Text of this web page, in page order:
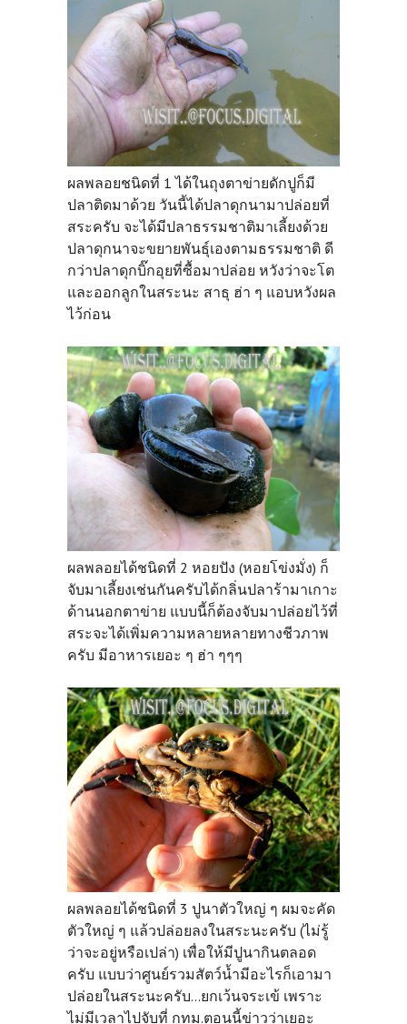
ผลพลอยชนิดที่ 1 ได้ในถุงตาข่ายดักปูก็มี
ปลาติดมาด้วย วันนี้ได้ปลาดุกนามาปล่อยที่
สระครับ จะได้มีปลาธรรมชาติมาเลี้ยงด้วย
ปลาดุกนาจะขยายพันธุ์เองตามธรรมชาติ ดี
กว่าปลาดุกบิ๊กอุยที่ซื้อมาปล่อย หวังว่าจะโต
และออกลูกในสระนะ สาธุ ฮ่า ๆ แอบหวังผล
ไว้ก่อน
ผลพลอยได้ชนิดที่ 2 หอยปัง (หอยโข่งมั่ง) ก็
จับมาเลี้ยงเช่นกันครับได้กลิ่นปลาร้ามาเกาะ
ด้านนอกตาข่าย แบบนี้ก็ต้องจับมาปล่อยไว้ที่
สระจะได้เพิ่มความหลายหลายทางชีวภาพ
ครับ มีอาหารเยอะ ๆ ฮ่า ๆๆๆ
ผลพลอยได้ชนิดที่ 3 ปูนาตัวใหญ่ ๆ ผมจะคัด
ตัวใหญ่ ๆ แล้วปล่อยลงในสระนะครับ (ไม่รู้
ว่าจะอยู่หรือเปล่า) เพื่อให้มีปูนากินตลอด
ครับ แบบว่าศูนย์รวมสัตว์น้ำมีอะไรก็เอามา
ปล่อยในสระนะครับ...ยกเว้นจระเข้ เพราะ
ไม่มีเวลาไปจับที่ กทม.ตอนนี้ข่าวว่าเยอะ